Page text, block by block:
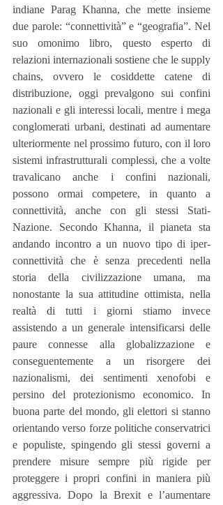
indiane Parag Khanna, che mette insieme
due parole: “connettività” e “geografia”. Nel
suo omonimo libro, questo esperto di
relazioni internazionali sostiene che le supply
chains, ovvero le cosiddette catene di
distribuzione, oggi prevalgono sui confini
nazionali e gli interessi locali, mentre i mega
conglomerati urbani, destinati ad aumentare
ulteriormente nel prossimo futuro, con il loro
sistemi infrastrutturali complessi, che a volte
travalicano anche i confini nazionali,
possono ormai competere, in quanto a
connettività, anche con gli stessi Stati-
Nazione. Secondo Khanna, il pianeta sta
andando incontro a un nuovo tipo di iper-
connettività che è senza precedenti nella
storia della civilizzazione umana, ma
nonostante la sua attitudine ottimista, nella
realtà di tutti i giorni stiamo invece
assistendo a un generale intensificarsi delle
paure connesse alla globalizzazione e
conseguentemente a un risorgere dei
nazionalismi, dei sentimenti xenofobi e
persino del protezionismo economico. In
buona parte del mondo, gli elettori si stanno
orientando verso forze politiche conservatrici
e populiste, spingendo gli stessi governi a
prendere misure sempre più rigide per
proteggere i propri confini in maniera più
aggressiva. Dopo la Brexit e l’aumentare